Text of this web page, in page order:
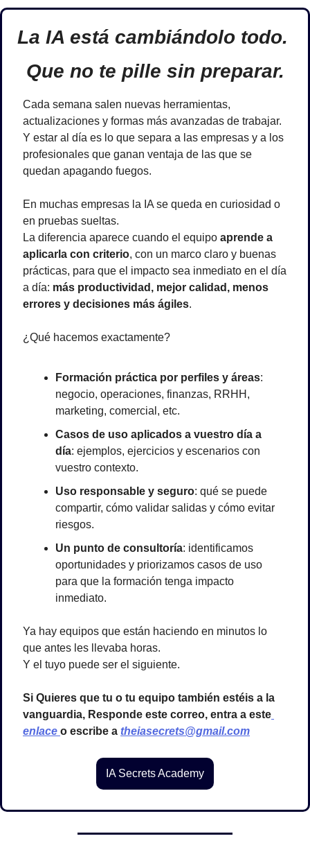
La IA está cambiándolo todo.
Que no te pille sin preparar.
Cada semana salen nuevas herramientas,
actualizaciones y formas más avanzadas de trabajar.
Y estar al día es lo que separa a las empresas y a los
profesionales que ganan ventaja de las que se
quedan apagando fuegos.
En muchas empresas la IA se queda en curiosidad o
en pruebas sueltas.
La diferencia aparece cuando el equipo aprende a
aplicarla con criterio, con un marco claro y buenas
prácticas, para que el impacto sea inmediato en el día
a día: más productividad, mejor calidad, menos
errores y decisiones más ágiles.
¿Qué hacemos exactamente?
Formación práctica por perfiles y áreas:
negocio, operaciones, finanzas, RRHH,
marketing, comercial, etc.
Casos de uso aplicados a vuestro día a
día: ejemplos, ejercicios y escenarios con
vuestro contexto.
Uso responsable y seguro: qué se puede
compartir, cómo validar salidas y cómo evitar
riesgos.
Un punto de consultoría: identificamos
oportunidades y priorizamos casos de uso
para que la formación tenga impacto
inmediato.
Ya hay equipos que están haciendo en minutos lo
que antes les llevaba horas.
Y el tuyo puede ser el siguiente.
Si Quieres que tu o tu equipo también estéis a la
vanguardia, Responde este correo, entra a este
enlace o escribe a theiasecrets@gmail.com
IA Secrets Academy